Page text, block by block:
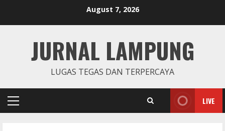
August 7, 2026
JURNAL LAMPUNG
LUGAS TEGAS DAN TERPERCAYA
Primary
LIVE